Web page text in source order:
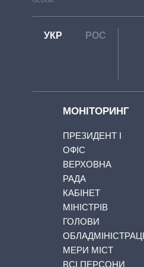
УКР РОС
МОНІТОРИНГ
ПРЕЗИДЕНТ І
ОФІС
ВЕРХОВНА
РАДА
КАБІНЕТ
МІНІСТРІВ
ГОЛОВИ
МЕРИ МІСТ
ВСІ ПЕРСОНИ